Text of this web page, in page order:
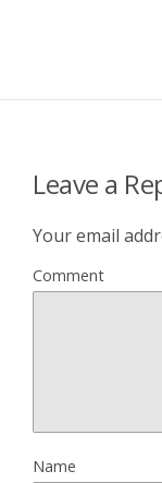
Leave a
Your email
Comment
Name